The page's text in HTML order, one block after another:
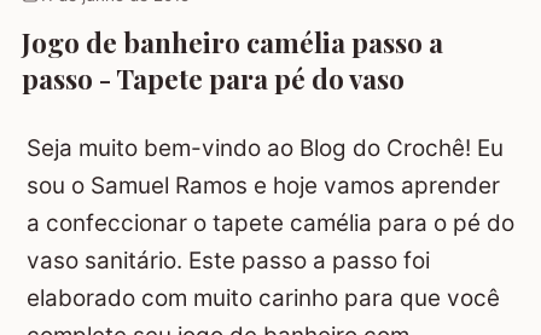
Jogo de banheiro camélia passo a
passo - Tapete para pé do vaso
Seja muito bem-vindo ao Blog do Crochê! Eu
sou o Samuel Ramos e hoje vamos aprender
a confeccionar o tapete camélia para o pé do
vaso sanitário. Este passo a passo foi
elaborado com muito carinho para que você